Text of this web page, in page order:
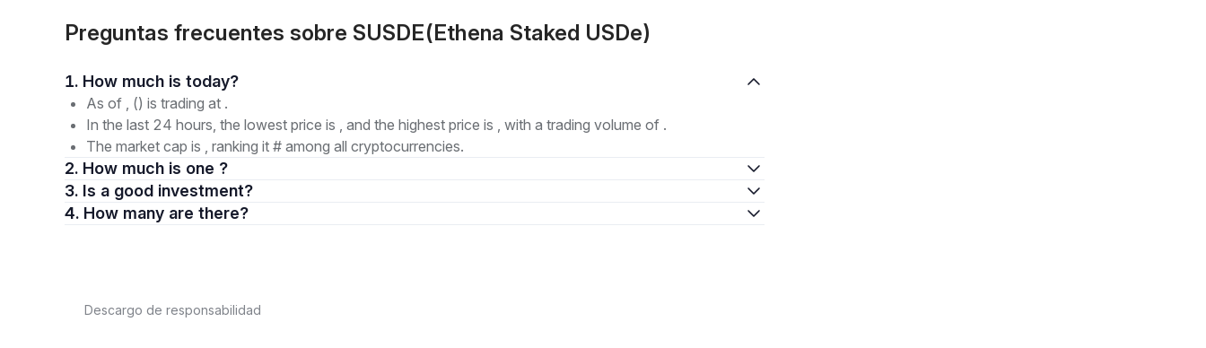
Preguntas frecuentes sobre SUSDE(Ethena Staked USDe)
1. How much is today?
As of , () is trading at .
In the last 24 hours, the lowest price is , and the highest price is , with a trading volume of .
The market cap is , ranking it # among all cryptocurrencies.
2. How much is one ?
3. Is a good investment?
4. How many are there?
Descargo de responsabilidad